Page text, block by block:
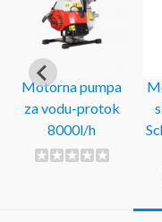
Motorna pumpa
za vodu-protok
8000l/h